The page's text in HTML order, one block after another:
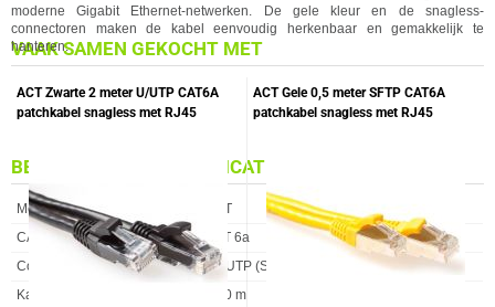
moderne Gigabit Ethernet-netwerken. De gele kleur en de snagless-
connectoren maken de kabel eenvoudig herkenbaar en gemakkelijk te
hanteren.
BELANGRIJKSTE SPECIFICATIES
Eigenschap Waarde
Merk
ACT
CAT Type
CAT 6a
Constructie
SF/UTP (SFTP)
Kabellengte
5.00 m
VAAK SAMEN GEKOCHT MET
ACT Zwarte 2 meter U/UTP CAT6A
patchkabel snagless met RJ45
ACT Gele 0,5 meter SFTP CAT6A
patchkabel snagless met RJ45